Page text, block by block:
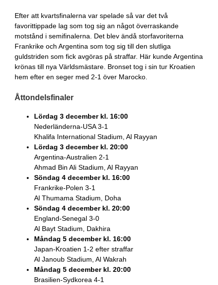
Efter att kvartsfinalerna var spelade så var det två
favorittippade lag som tog sig an något överraskande
motstånd i semifinalerna. Det blev ändå storfavoriterna
Frankrike och Argentina som tog sig till den slutliga
guldstriden som fick avgöras på straffar. Här kunde Argentina
krönas till nya Världsmästare. Bronset tog i sin tur Kroatien
hem efter en seger med 2-1 över Marocko.
Åttondelsfinaler
Lördag 3 december kl. 16:00
Nederländerna-USA 3-1
Khalifa International Stadium, Al Rayyan
Lördag 3 december kl. 20:00
Argentina-Australien 2-1
Ahmad Bin Ali Stadium, Al Rayyan
Söndag 4 december kl. 16:00
Frankrike-Polen 3-1
Al Thumama Stadium, Doha
Söndag 4 december kl. 20:00
England-Senegal 3-0
Al Bayt Stadium, Dakhira
Måndag 5 december kl. 16:00
Japan-Kroatien 1-2 efter straffar
Al Janoub Stadium, Al Wakrah
Måndag 5 december kl. 20:00
Brasilien-Sydkorea 4-1